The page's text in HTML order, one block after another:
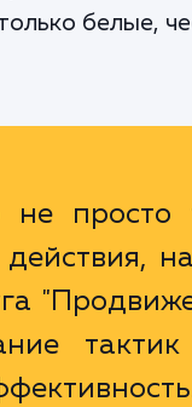
белые,
просто